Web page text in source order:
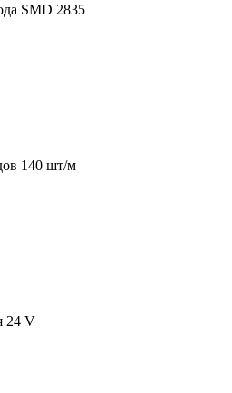
SMD 2835
140 шт/м
24 V